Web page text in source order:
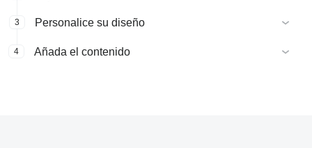
3 Personalice su diseño
4 Añada el contenido